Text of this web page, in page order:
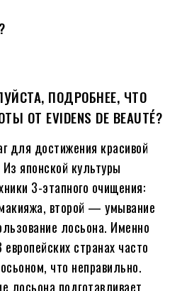
ПОДРОБНЕЕ, ЧТО
ОТ EVIDENS DE BEAUTÉ?
для достижения красивой
японской культуры
3-этапного очищения:
второй — умывание
лосьона. Именно
странах часто
что неправильно.
лосьона подготавливает